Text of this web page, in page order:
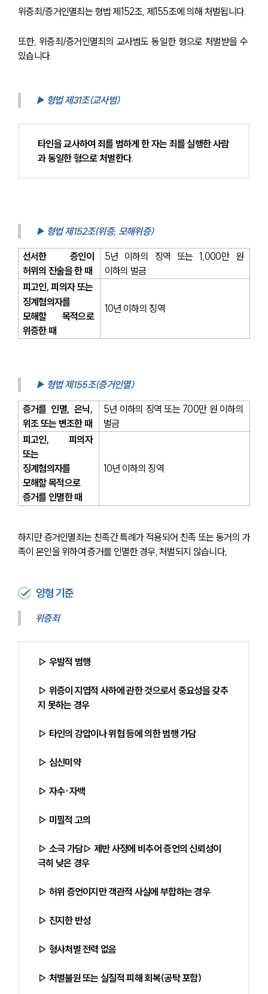
위증죄/증거인멸죄는 형법 제152조, 제155조에 의해 처벌됩니다.
또한, 위증죄/증거인멸죄의 교사범도 동일한 형으로 처벌받을 수
있습니다.
▶ 형법 제31조(교사범)
타인을 교사하여 죄를 범하게 한 자는 죄를 실행한 사람
과 동일한 형으로 처벌한다.
▶ 형법 제152조(위증, 모해위증)
선서한 증인이
허위의 진술을 한 때
5년 이하의 징역 또는 1,000만 원
이하의 벌금
피고인, 피의자 또는
징계혐의자를
모해할 목적으로
위증한 때
10년 이하의 징역
▶ 형법 제155조(증거인멸)
증거를 인멸, 은닉,
위조 또는 변조한 때
5년 이하의 징역 또는 700만 원 이하의
벌금
피고인, 피의자
또는
징계혐의자를
모해할 목적으로
증거를 인멸한 때
10년 이하의 징역
하지만 증거인멸죄는 친족간 특례가 적용되어 친족 또는 동거의 가
족이 본인을 위하여 증거를 인멸한 경우, 처벌되지 않습니다,
양형 기준
위증죄
▷ 우발적 범행
▷ 위증이 지엽적 사하에 관한 것으로서 중요성을 갖추
지 못하는 경우
▷ 타인의 강압이나 위협 등에 의한 범행 가담
▷ 심신미약
▷ 자수·자백
▷ 미필적 고의
▷ 소극 가담▷ 제반 사정에 비추어 증언의 신뢰성이
극히 낮은 경우
▷ 허위 증언이지만 객관적 사실에 부합하는 경우
▷ 진지한 반성
▷ 형사처벌 전력 없음
▷ 처벌불원 또는 실질적 피해 회복(공탁 포함)